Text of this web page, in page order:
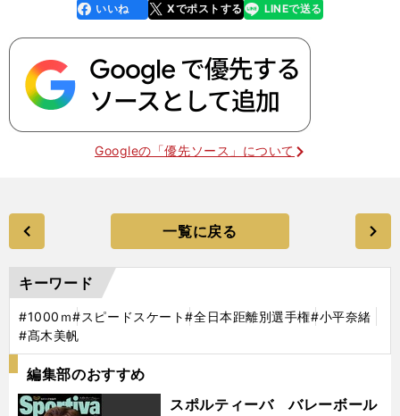
faceboo
k
いいね Xでポストする
line LINEで送る
Googleの「優先ソース」について
一覧に戻る
キーワード
#1000ｍ#スピードスケート#全日本距離別選手権#小平奈緒
#髙木美帆
編集部のおすすめ
スポルティーバ バレーボール